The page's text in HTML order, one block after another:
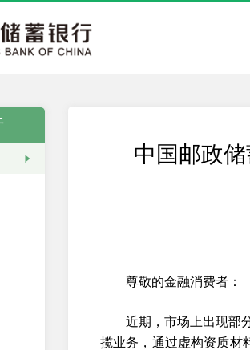
中国邮政
尊敬的金融消费者：
近期，市场上出现部
揽业务，通过虚构资质材